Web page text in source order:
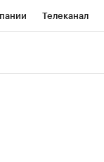
Телеканал